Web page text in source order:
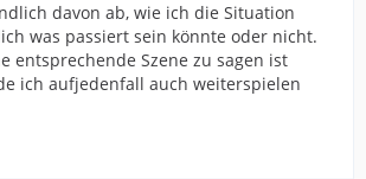
davon ab, wie ich die Situation
was passiert sein könnte oder nicht.
entsprechende Szene zu sagen ist
ich aufjedenfall auch weiterspielen